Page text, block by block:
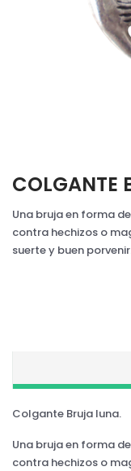
COLGANTE
Una bruja en forma
contra hechizos o
suerte y buen
Colgante Bruja luna.
Una bruja en forma
contra hechizos o